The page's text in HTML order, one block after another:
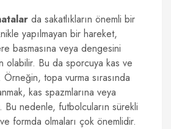
da sakatlıkların önemli bir
yapılmayan bir hareket,
basmasına veya dengesini
olabilir. Bu da sporcuya kas ve
Örneğin, topa vurma sırasında
kas spazmlarına veya
Bu nedenle, futbolcuların sürekli
formda olmaları çok önemlidir.